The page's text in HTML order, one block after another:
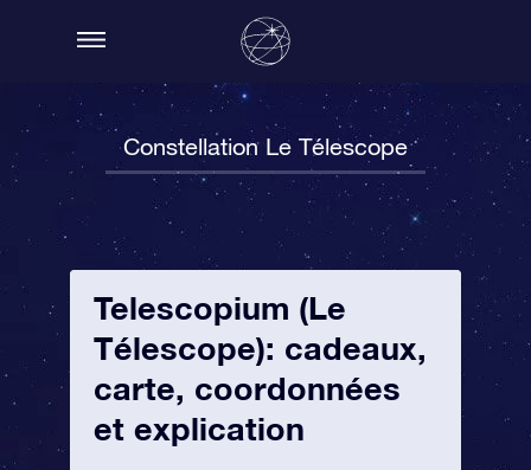
Constellation Le Télescope
Telescopium (Le
Télescope): cadeaux,
carte, coordonnées
et explication